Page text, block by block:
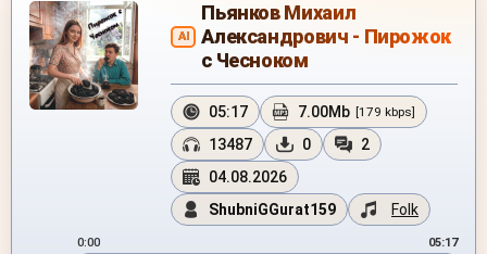
AI
Пьянков Михаил
Александрович - Пирожок
с Чесноком
05:17 7.00Mb [179 kbps]
13487 0
2
04.08.2026
ShubniGGurat159
Folk
0:00 05:17